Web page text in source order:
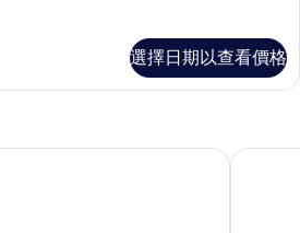
選擇日期以查看價格
愛丁堡